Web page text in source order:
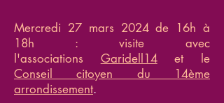
Mercredi 27 mars 2024 de 16h à
18h : visite avec
l'associations Garidell14et le
Conseil citoyen du 14ème
arrondissement.